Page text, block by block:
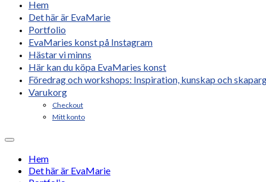
Hem
Det här är EvaMarie
Portfolio
EvaMaries konst på Instagram
Hästar vi minns
Här kan du köpa EvaMaries konst
Föredrag och workshops: Inspiration, kunskap och
Varukorg
Checkout
Mitt konto
Hem
Det här är EvaMarie